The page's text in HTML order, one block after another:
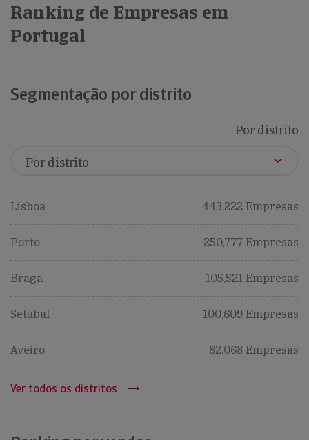
Ranking de Empresas em
Portugal
Segmentação por distrito
Por distrito
Lisboa 443,222 Empresas
Porto 250,777 Empresas
Braga 105,521 Empresas
Setúbal 100,609 Empresas
Aveiro 82,068 Empresas
Ver todos os distritos